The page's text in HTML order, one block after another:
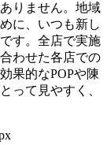
りません。地域
に、いつも新し
す。全店で実施
わせた各店での
果的なPOPや陳
って見やすく、